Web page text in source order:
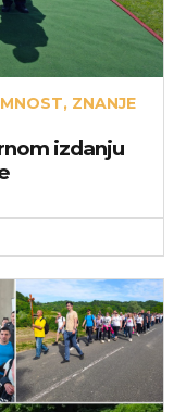
ZNANJE
izdanju